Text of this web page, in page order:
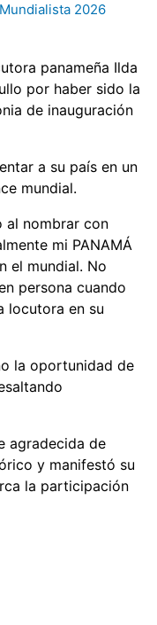
2026
panameña Ilda
por haber sido la
de inauguración
a su país en un
mundial.
al nombrar con
mi PANAMÁ
el mundial. No
persona cuando
locutora en su
la oportunidad de
agradecida de
y manifestó su
la participación